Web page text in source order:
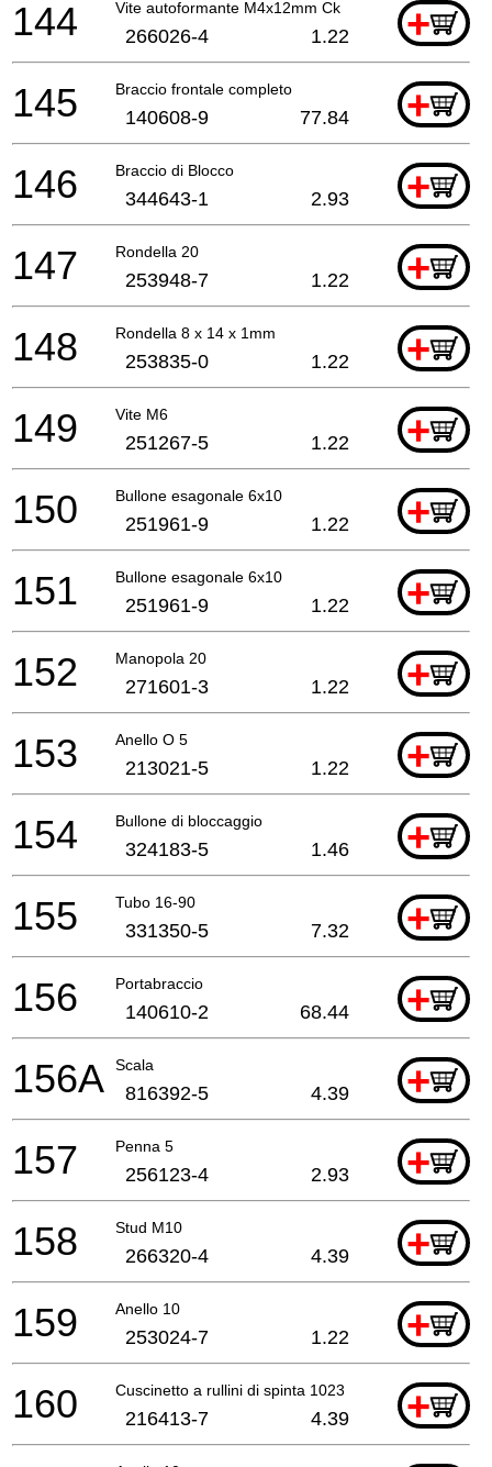
Vite autoformante M4x12mm Ck +
144 266026-4 1.22
Braccio frontale completo +
145 140608-9 77.84
Braccio di Blocco +
146 344643-1 2.93
Rondella 20 +
147 253948-7 1.22
Rondella 8 x 14 x 1mm +
148 253835-0 1.22
Vite M6 +
149 251267-5 1.22
Bullone esagonale 6x10 +
150 251961-9 1.22
Bullone esagonale 6x10 +
151 251961-9 1.22
Manopola 20 +
152 271601-3 1.22
Anello O 5 +
153 213021-5 1.22
Bullone di bloccaggio +
154 324183-5 1.46
Tubo 16-90 +
155 331350-5 7.32
Portabraccio +
156 140610-2 68.44
Scala +
156A 816392-5 4.39
Penna 5 +
157 256123-4 2.93
Stud M10 +
158 266320-4 4.39
Anello 10 +
159 253024-7 1.22
Cuscinetto a rullini di spinta 1023 +
160 216413-7 4.39